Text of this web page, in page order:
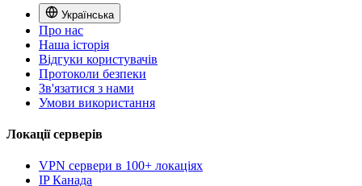
Українська
Про нас
Наша історія
Відгуки користувачів
Протоколи безпеки
Зв'язатися з нами
Умови використання
Локації серверів
VPN сервери в 100+ локаціях
IP Канада